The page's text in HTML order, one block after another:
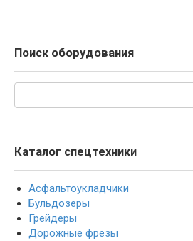
Поиск оборудования
Каталог спецтехники
Асфальтоукладчики
Бульдозеры
Грейдеры
Дорожные фрезы